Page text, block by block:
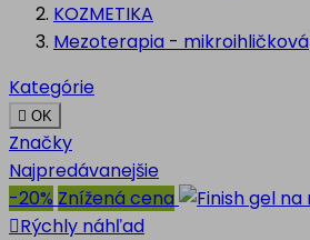
KOZMETIKA
Mezoterapia - mikroihličková
Kategórie
 OK
Značky
Najpredávanejšie
-20% Znížená cena
Rýchly náhľad